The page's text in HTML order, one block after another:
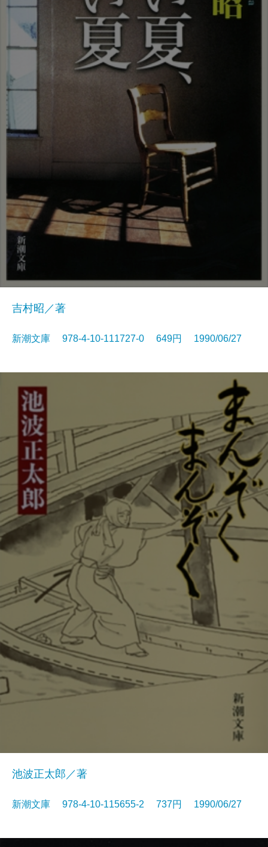
吉村昭／著
新潮文庫 978-4-10-111727-0 649円 1990/06/27
池波正太郎／著
新潮文庫 978-4-10-115655-2 737円 1990/06/27